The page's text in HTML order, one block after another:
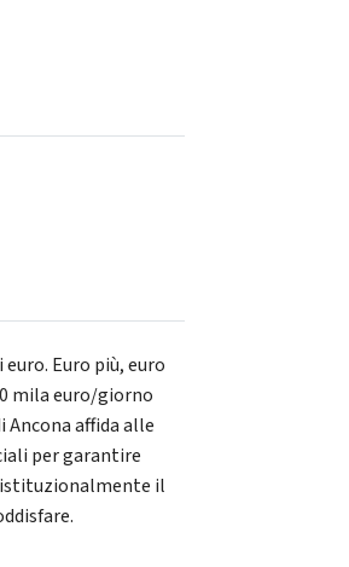
Euro più, euro
mila euro/giorno
Ancona affida alle
per garantire
istituzionalmente il